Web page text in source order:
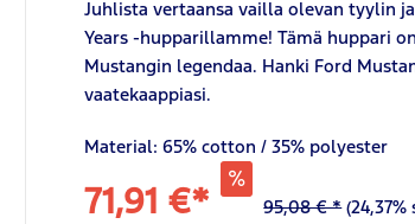
Juhlista vertaansa vailla olevan tyylin
Years -hupparillamme! Tämä huppari
Mustangin legendaa. Hanki Ford
vaatekaappiasi.
Material: 65% cotton / 35% polyester
71,91 €* 95,08 € * (24,37%